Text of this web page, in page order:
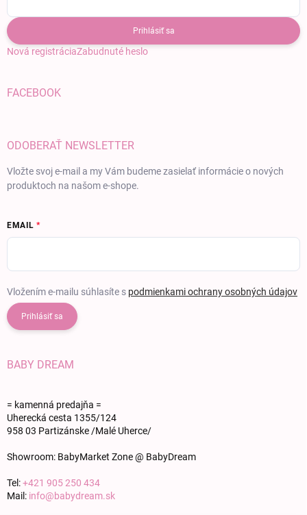
Prihlásiť sa
Nová registráciaZabudnuté heslo
FACEBOOK
ODOBERAŤ NEWSLETTER
Vložte svoj e-mail a my Vám budeme zasielať informácie o nových
produktoch na našom e-shope.
EMAIL
Vložením e-mailu súhlasíte s podmienkami ochrany osobných údajov
Prihlásiť sa
BABY DREAM
= kamenná predajňa =
Uherecká cesta 1355/124
958 03 Partizánske /Malé Uherce/
Showroom: BabyMarket Zone @ BabyDream
Tel:+421 905 250 434
Mail: info@babydream.sk